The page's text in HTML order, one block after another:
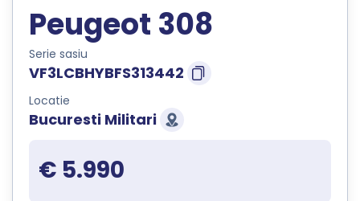
Peugeot 308
Serie sasiu
VF3LCBHYBFS313442
Locatie
Bucuresti Militari
€ 5.990